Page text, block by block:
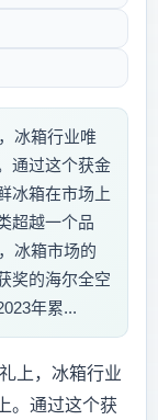
冰箱行业唯
通过这个获金
冰箱在市场上
超越一个品
冰箱市场的
奖的海尔全空
年累...
上，冰箱行业
。通过这个获